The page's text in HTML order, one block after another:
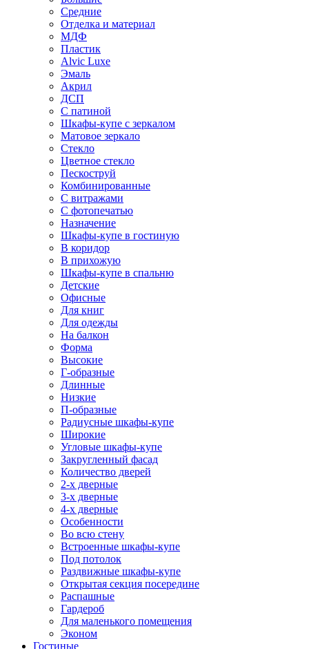
Средние
Отделка и материал
МДФ
Пластик
Alvic Luxe
Эмаль
Акрил
ДСП
С патиной
Шкафы-купе с зеркалом
Матовое зеркало
Стекло
Цветное стекло
Пескоструй
Комбинированные
С витражами
С фотопечатью
Назначение
Шкафы-купе в гостиную
В коридор
В прихожую
Шкафы-купе в спальню
Детские
Офисные
Для книг
Для одежды
На балкон
Форма
Высокие
Г-образные
Длинные
Низкие
П-образные
Радиусные шкафы-купе
Широкие
Угловые шкафы-купе
Закругленный фасад
Количество дверей
2-х дверные
3-х дверные
4-х дверные
Особенности
Во всю стену
Встроенные шкафы-купе
Под потолок
Раздвижные шкафы-купе
Открытая секция посередине
Распашные
Гардероб
Для маленького помещения
Эконом
Гостиные